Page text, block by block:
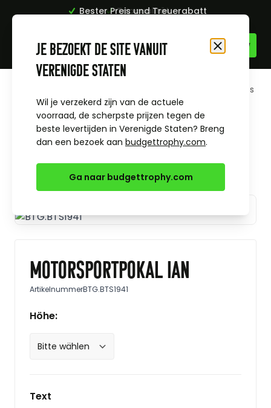
Bester Preis und Treuerabatt
Topqualität
Motorcross
Motorsportpokal Ian
Motorsportpokal Ian
ArtikelnummerBTG.BTS1941
Höhe:
Text
Je bezoekt de site vanuit
Verenigde Staten
Schließen
Wil je verzekerd zijn van de actuele
voorraad, de scherpste prijzen tegen de
beste levertijden in Verenigde Staten? Breng
dan een bezoek aan budgettrophy.com.
Ga naar budgettrophy.com